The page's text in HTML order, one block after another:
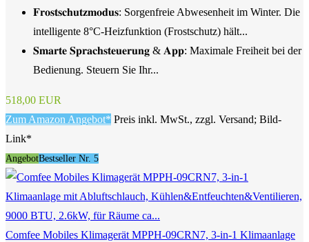
𝐅𝐫𝐨𝐬𝐭𝐬𝐜𝐡𝐮𝐭𝐳𝐦𝐨𝐝𝐮𝐬: Sorgenfreie Abwesenheit im Winter. Die
intelligente 8°C-Heizfunktion (Frostschutz) hält...
𝐒𝐦𝐚𝐫𝐭𝐞 𝐒𝐩𝐫𝐚𝐜𝐡𝐬𝐭𝐞𝐮𝐞𝐫𝐮𝐧𝐠 & 𝐀𝐩𝐩: Maximale Freiheit bei der
Bedienung. Steuern Sie Ihr...
518,00 EUR
Zum Amazon Angebot* Preis inkl. MwSt., zzgl. Versand; Bild-
Link*
AngebotBestseller Nr. 5
Comfee Mobiles Klimagerät MPPH-09CRN7, 3-in-1 Klimaanlage